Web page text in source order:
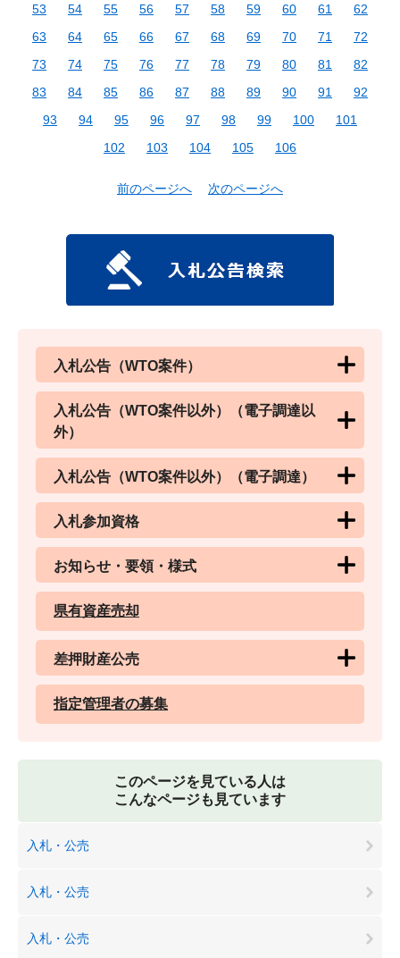
53
54 55 56 57 58 59 60 61
62
63
64 65 66 67 68 69 70 71
72
73
74 75 76 77 78 79 80 81
82
83
84 85 86 87 88 89 90 91
92
93
94 95 96 97 98 99 100
101
102
103 104 105 106
前のページへ 次のページへ
入札公告（WTO案件）
入札公告（WTO案件以外）（電子調達以
外）
入札公告（WTO案件以外）（電子調達）
入札参加資格
お知らせ・要領・様式
県有資産売却
差押財産公売
指定管理者の募集
このページを見ている人は
こんなページも見ています
入札・公売
入札・公売
入札・公売